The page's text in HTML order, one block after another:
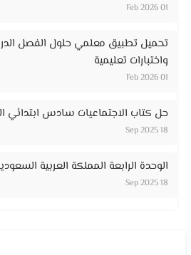
01 Feb 2026
تحميل تطبيق معلمي حلول الفصل
واختبارات تعليمية
01 Feb 2026
حل كتاب الاجتماعيات سادس ابتدائي
18 Sep 2025
الوحدة الرابعة المملكة العربية
18 Sep 2025